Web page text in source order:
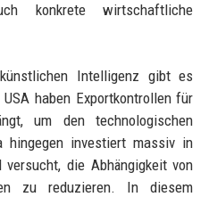
konkrete wirtschaftliche
Intelligenz gibt es
haben Exportkontrollen für
um den technologischen
hingegen investiert massiv in
die Abhängigkeit von
zu reduzieren. In diesem